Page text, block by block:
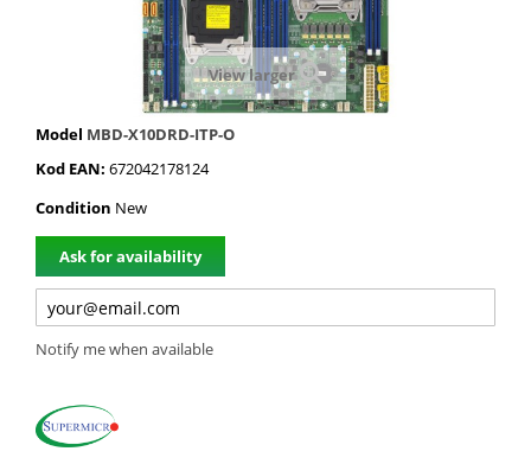
View larger
Model MBD-X10DRD-ITP-O
Kod EAN: 672042178124
Condition New
Ask for availability
Notify me when available